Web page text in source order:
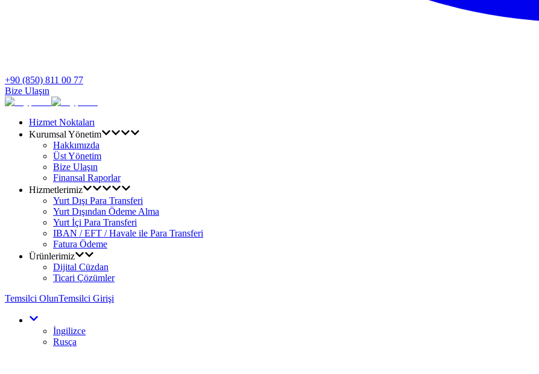
+90 (850) 811 00 77
Bize Ulaşın
Hizmet Noktaları
Kurumsal Yönetim
Hakkımızda
Üst Yönetim
Bize Ulaşın
Finansal Raporlar
Hizmetlerimiz
Yurt Dışı Para Transferi
Yurt Dışından Ödeme Alma
Yurt İçi Para Transferi
IBAN / EFT / Havale ile Para Transferi
Fatura Ödeme
Ürünlerimiz
Dijital Cüzdan
Ticari Çözümler
Temsilci OlunTemsilci Girişi
İngilizce
Rusça